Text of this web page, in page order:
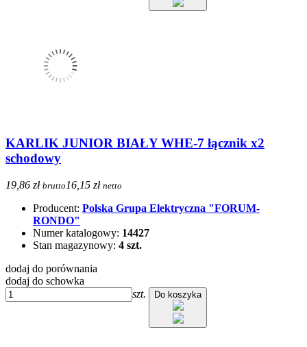
KARLIK JUNIOR BIAŁY WHE-7 łącznik x2
schodowy
19,86 zł brutto 16,15 zł netto
Producent: Polska Grupa Elektryczna "FORUM-
RONDO"
Numer katalogowy: 14427
Stan magazynowy: 4 szt.
dodaj do porównania
dodaj do schowka
szt.
Do koszyka